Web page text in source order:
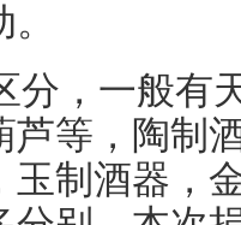
分，一般有
芦等，陶制
玉制酒器，